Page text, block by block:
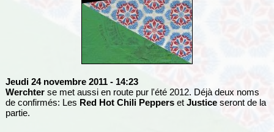
Jeudi 24 novembre 2011 - 14:23
Werchterse met aussi en route pur l'été 2012. Déjà deux noms
de confirmés: Les Red Hot Chili Pepperset Justiceseront de la
partie.